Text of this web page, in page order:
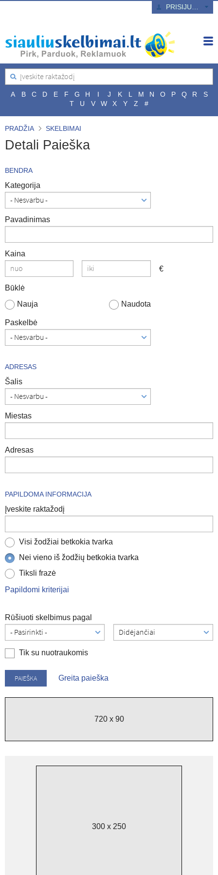
A B C D E F G H I J K L M N O P Q R
S
T
U V W X Y Z #
PRADŽIA SKELBIMAI
Detali Paieška
BENDRA
Kategorija
Pavadinimas
Kaina
€
Būklė
Nauja
Naudota
Paskelbė
ADRESAS
Šalis
Miestas
Adresas
PAPILDOMA INFORMACIJA
Įveskite raktažodį
Visi žodžiai betkokia tvarka
Nei vieno iš žodžių betkokia tvarka
Tiksli frazė
Papildomi kriterijai
Rūšiuoti skelbimus pagal
Tik su nuotraukomis
Greita paieška
720 x 90
300 x 250